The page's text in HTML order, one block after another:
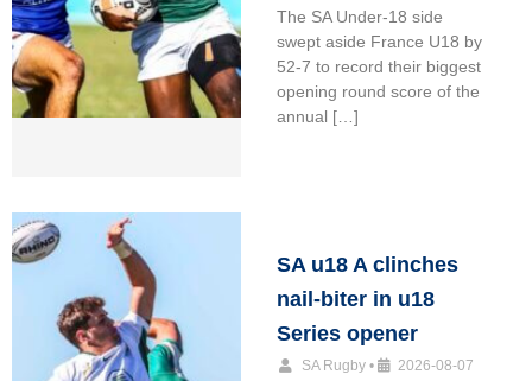
The SA Under-18 side
swept aside France U18 by
52-7 to record their biggest
opening round score of the
annual […]
SA u18 A clinches
nail-biter in u18
Series opener
SA Rugby • 2026-08-07